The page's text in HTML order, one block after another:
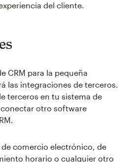
del cliente.
CRM para la pequeña
las integraciones de terceros.
terceros en tu sistema de
conectar otro software
de comercio electrónico, de
horario o cualquier otro